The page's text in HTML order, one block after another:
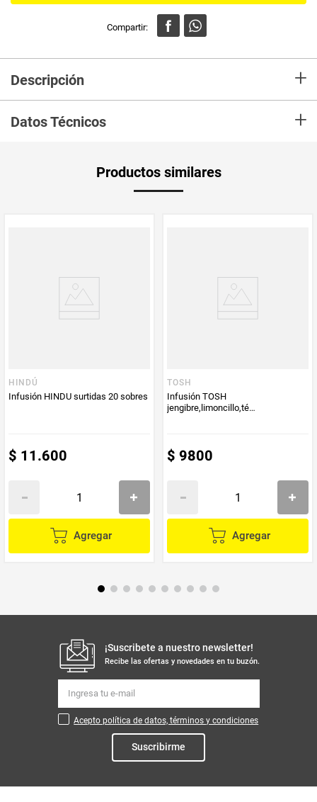
Descripción +
Datos Técnicos +
PUM - Unidad
de Medida
Productos similares
HINDÚ
Infusión HINDU surtidas 20 sobres
$ 11.600
Agregar
TOSH
Infusión TOSH
jengibre,limoncillo,té
$ 9800
Agregar
¡Suscribete a nuestro newsletter!
Recibe las ofertas y novedades en tu buzón.
Acepto política de datos, términos y condiciones
Suscribirme